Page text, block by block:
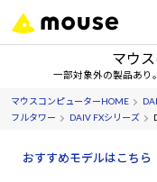
マウ
一部対象外の製品あり
マウスコンピューターHOME
フルタワー
DAIV FXシリーズ
おすすめモデルはこちら